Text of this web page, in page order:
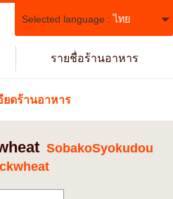
Selected language :ไทย
รายชื่อร้านอาหาร
ยดร้านอาหาร
SobakoSyokudou